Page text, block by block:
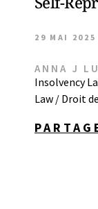
29 MAI 2025
ANNA J
Insolvency
Law / Droit